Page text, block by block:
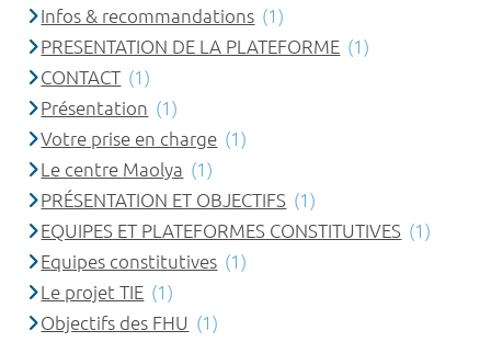
Infos & recommandations (1)
PRESENTATION DE LA PLATEFORME (1)
CONTACT (1)
Présentation (1)
Votre prise en charge (1)
Le centre Maolya (1)
PRÉSENTATION ET OBJECTIFS (1)
EQUIPES ET PLATEFORMES CONSTITUTIVES (1)
Equipes constitutives (1)
Le projet TIE (1)
Objectifs des FHU (1)